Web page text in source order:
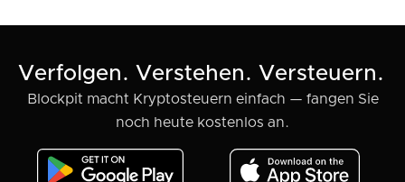
Verfolgen. Verstehen. Versteuern.
Blockpit macht Kryptosteuern einfach — fangen Sie
noch heute kostenlos an.